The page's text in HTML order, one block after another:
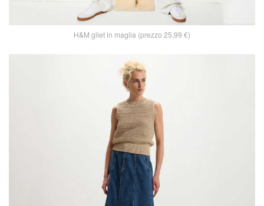
H&M gilet in maglia (prezzo 25,99 €)